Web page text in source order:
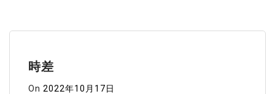
時差
On 2022年10月17日